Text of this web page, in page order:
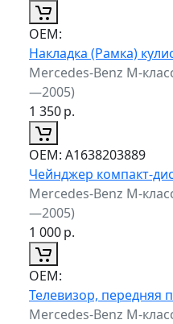
ОЕМ:
Накладка (Рамка)
Mercedes-Benz M-
—2005)
1 350р.
ОЕМ: A1638203889
Чейнджер компакт-
Mercedes-Benz M-
—2005)
1 000р.
ОЕМ:
Телевизор, передняя
Mercedes-Benz M-